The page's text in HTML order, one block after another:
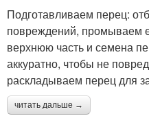
Подготавливаем перец:
повреждений, промываем
верхнюю часть и семена
аккуратно, чтобы не
раскладываем перец для
читать дальше →